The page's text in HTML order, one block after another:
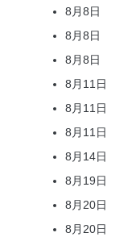
8月8日
8月8日
8月8日
8月11日
8月11日
8月11日
8月14日
8月19日
8月20日
8月20日